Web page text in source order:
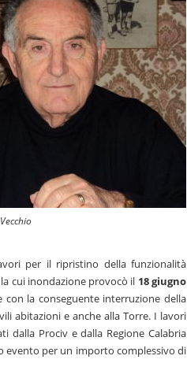
per il ripristino della funzionalità
cui inondazione provocò il 18 giugno
la conseguente interruzione della
abitazioni e anche alla Torre. I lavori
dalla Prociv e dalla Regione Calabria
evento per un importo complessivo di